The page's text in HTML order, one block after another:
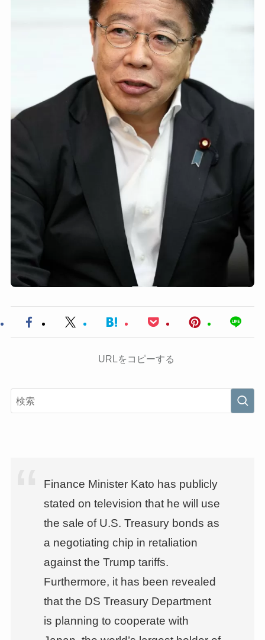
URLをコピーする
Finance Minister Kato has publicly
stated on television that he will use
the sale of U.S. Treasury bonds as
a negotiating chip in retaliation
against the Trump tariffs.
Furthermore, it has been revealed
that the DS Treasury Department
is planning to cooperate with